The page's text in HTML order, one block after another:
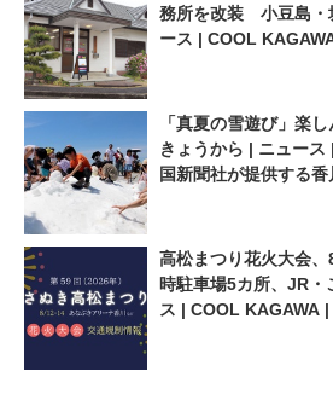
務所を改装 小豆島・
ース | COOL
「真夏の雪遊び」楽
きょうから | ニュー
国新聞社が提供する
高松まつり花火大会
時駐車場5カ所、JR・
ス | COOL KAGAWA